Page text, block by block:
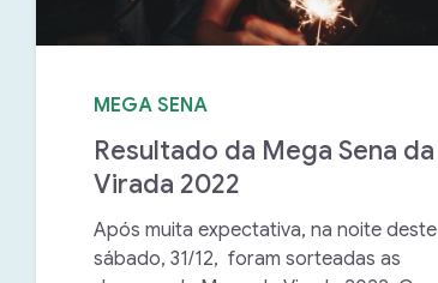
MEGA SENA
Resultado da Mega Sena da
Virada 2022
Após muita expectativa, na noite deste
sábado, 31/12, foram sorteadas as